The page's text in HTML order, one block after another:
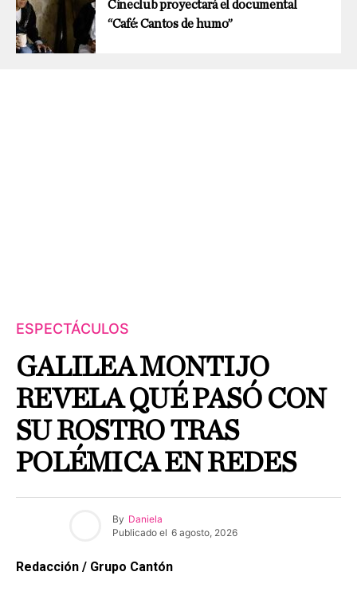
Cineclub proyectará el documental
“Café: Cantos de humo”
ESPECTÁCULOS
GALILEA MONTIJO
REVELA QUÉ PASÓ CON
SU ROSTRO TRAS
POLÉMICA EN REDES
By Daniela
Publicado el 6 agosto, 2026
Redacción / Grupo Cantón